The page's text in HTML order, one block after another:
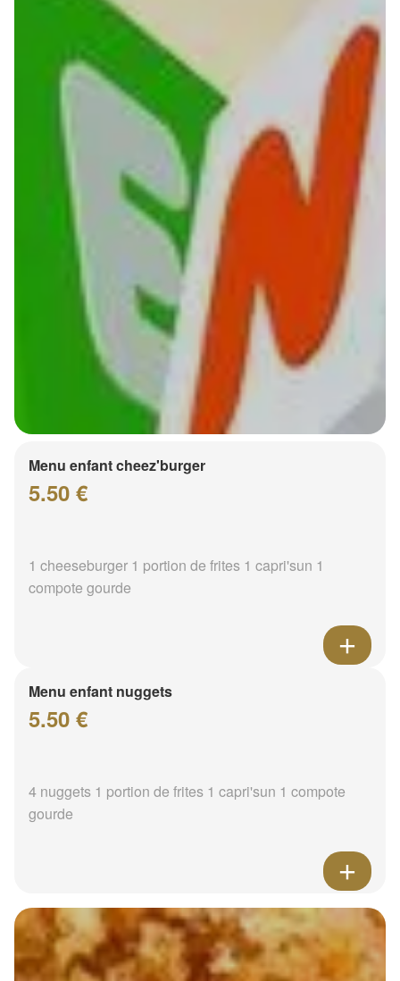
Menu enfant cheez'burger
5.50 €
1 cheeseburger 1 portion de frites 1 capri'sun 1
compote gourde
Menu enfant nuggets
5.50 €
4 nuggets 1 portion de frites 1 capri'sun 1 compote
gourde